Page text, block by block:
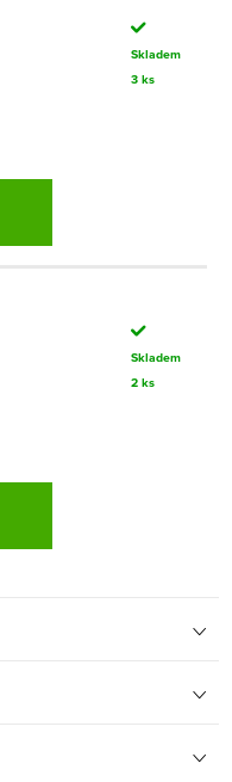
Skladem
3 ks
Skladem
2 ks